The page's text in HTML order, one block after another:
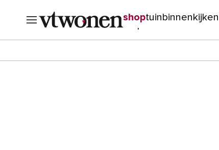
shoptuin binnenkijken
verbouwen